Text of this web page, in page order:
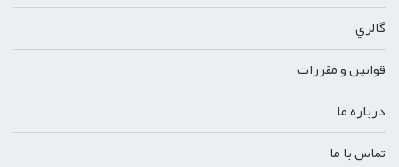
گالري
قوانين و مقررات
درباره ما
تماس با ما